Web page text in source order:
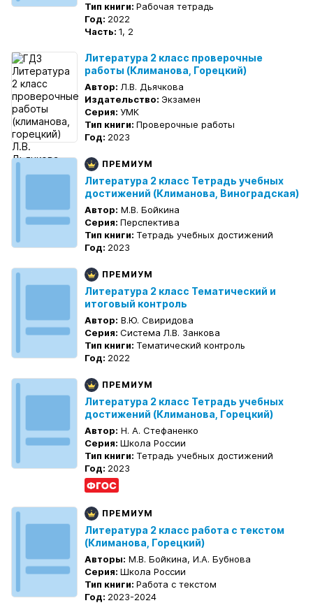
Тип книги: Рабочая тетрадь
Год: 2022
Часть: 1, 2
Литература 2 класс проверочные
работы (Климанова, Горецкий)
Автор: Л.В. Дьячкова
Издательство: Экзамен
Серия: УМК
Тип книги: Проверочные работы
Год: 2023
ПРЕМИУМ
Литература 2 класс Тетрадь учебных
достижений (Климанова, Виноградская)
Автор: М.В. Бойкина
Серия: Перспектива
Тип книги: Тетрадь учебных достижений
Год: 2023
ПРЕМИУМ
Литература 2 класс Тематический и
итоговый контроль
Автор: В.Ю. Свиридова
Серия: Система Л.В. Занкова
Тип книги: Тематический контроль
Год: 2022
ПРЕМИУМ
Литература 2 класс Тетрадь учебных
достижений (Климанова, Горецкий)
Автор: Н. А. Стефаненко
Серия: Школа России
Тип книги: Тетрадь учебных достижений
Год: 2023
ПРЕМИУМ
Литература 2 класс работа с текстом
(Климанова, Горецкий)
Авторы: М.В. Бойкина, И.А. Бубнова
Серия: Школа России
Тип книги: Работа с текстом
Год: 2023-2024